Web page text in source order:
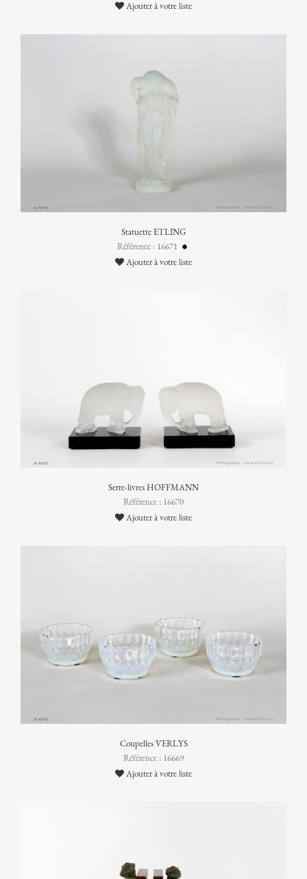
Ajouter à votre liste
Statuette ETLING
Référence : 16671
Ajouter à votre liste
Serre-livres HOFFMANN
Référence : 16670
Ajouter à votre liste
Coupelles VERLYS
Référence : 16669
Ajouter à votre liste